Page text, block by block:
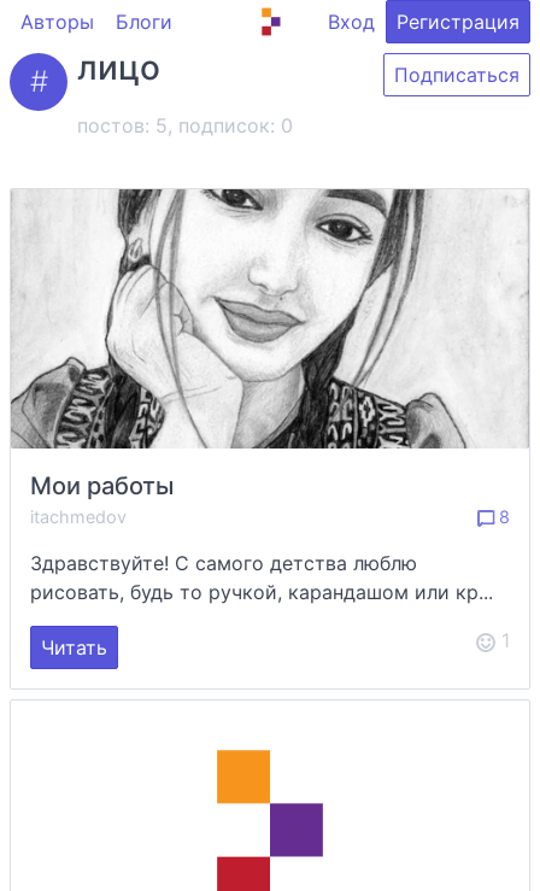
Авторы Блоги Вход Регистрация
лицо
постов: 5, подписок: 0
Подписаться
Мои работы
itachmedov 8
Здравствуйте! С самого детства люблю
рисовать, будь то ручкой, карандашом или кр...
Читать 1